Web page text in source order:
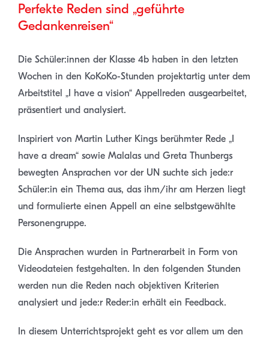
Perfekte Reden sind „geführte
Gedankenreisen“
Die Schüler:innen der Klasse 4b haben in den letzten
Wochen in den KoKoKo-Stunden projektartig unter dem
Arbeitstitel „I have a vision“ Appellreden ausgearbeitet,
präsentiert und analysiert.
Inspiriert von Martin Luther Kings berühmter Rede „I
have a dream“ sowie Malalas und Greta Thunbergs
bewegten Ansprachen vor der UN suchte sich jede:r
Schüler:in ein Thema aus, das ihm/ihr am Herzen liegt
und formulierte einen Appell an eine selbstgewählte
Personengruppe.
Die Ansprachen wurden in Partnerarbeit in Form von
Videodateien festgehalten. In den folgenden Stunden
werden nun die Reden nach objektiven Kriterien
analysiert und jede:r Reder:in erhält ein Feedback.
In diesem Unterrichtsprojekt geht es vor allem um den